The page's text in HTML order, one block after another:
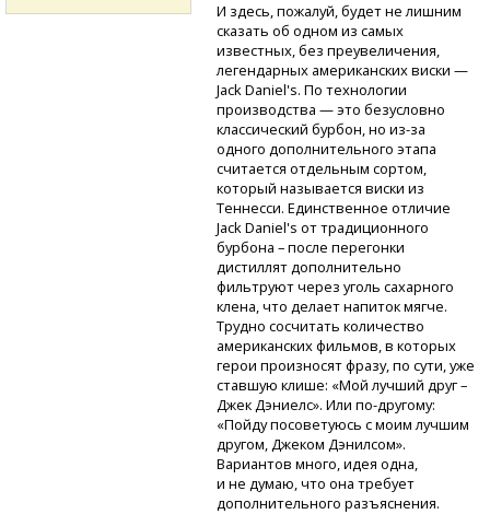
И здесь, пожалуй, будет не лишним
сказать об одном из самых
известных, без преувеличения,
легендарных американских виски —
Jack Daniel's. По технологии
производства — это безусловно
классический бурбон,но из-за
одного дополнительного этапа
считается отдельным сортом,
который называется виски из
Теннесси. Единственное отличие
Jack Daniel's от традиционного
бурбона – после перегонки
дистиллят дополнительно
фильтруют через уголь сахарного
клена, что делает напиток мягче.
Трудно сосчитать количество
американских фильмов, в которых
герои произносят фразу, по сути, уже
ставшую клише: «Мой лучший друг –
Джек Дэниелс». Илипо-другому:
«Пойду посоветуюсь с моим лучшим
другом, Джеком Дэнилсом».
Вариантов много, идея одна,
и не думаю, что она требует
дополнительного разъяснения.